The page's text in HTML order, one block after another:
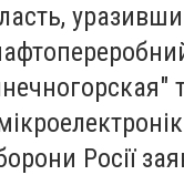
уразивши
Росії